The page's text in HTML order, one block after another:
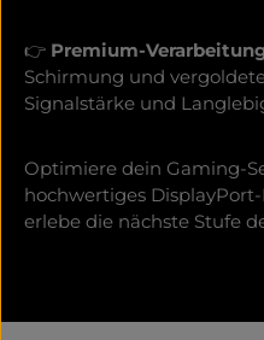
👉 Premium-
Schirmung und
Signalstärke und
Optimiere dein Gaming-
hochwertiges
erlebe die nächste Stufe